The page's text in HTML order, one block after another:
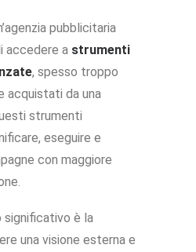
pubblicitaria
accedere a strumenti
, spesso troppo
acquistati da una
strumenti
eseguire e
con maggiore
significativo è la
una visione esterna e